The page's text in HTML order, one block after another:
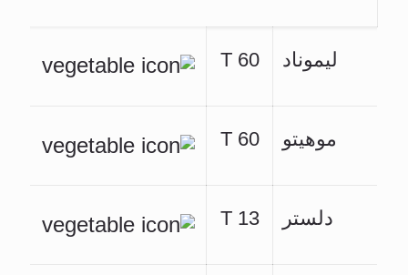
لیموناد 60 T
موهیتو 60 T
دلستر 13 T